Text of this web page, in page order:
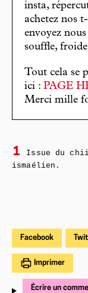
insta,
achetez nos
envoyez
souffle,
Tout cela se
ici : PAGE
Merci mille
1
Issue du
ismaélien.
Facebook
Imprimer
Écrire un